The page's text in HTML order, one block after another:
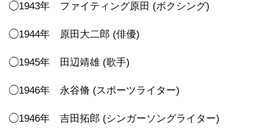
◯1943年 ファイティング原田 (ボクシング)
◯1944年 原田大二郎 (俳優)
◯1945年 田辺靖雄 (歌手)
◯1946年 永谷脩 (スポーツライター)
◯1946年 吉田拓郎 (シンガーソングライター)